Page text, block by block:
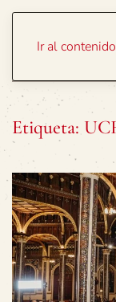
Ir al
Etiqueta: